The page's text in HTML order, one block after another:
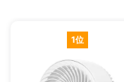
1位